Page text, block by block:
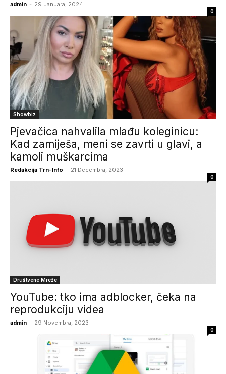
admin - 29 Januara, 2024
0
Showbiz
Pjevačica nahvalila mlađu koleginicu:
Kad zamiješa, meni se zavrti u glavi, a
kamoli muškarcima
Redakcija Trn-Info - 21 Decembra, 2023
0
Društvene Mreže
YouTube: tko ima adblocker, čeka na
reprodukciju videa
admin - 29 Novembra, 2023
0